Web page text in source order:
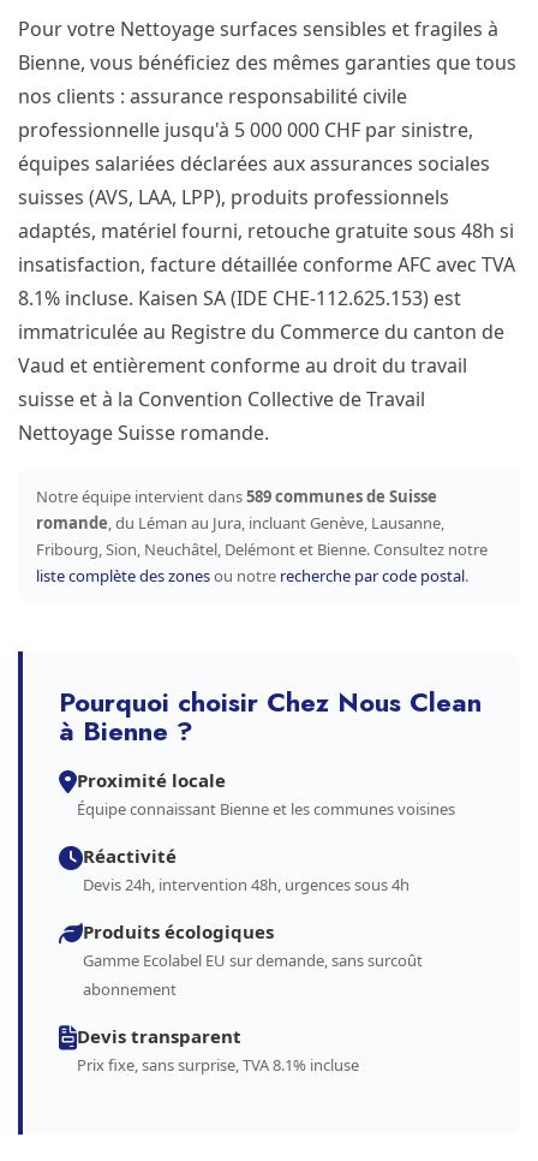
Pour votre Nettoyage surfaces sensibles et fragiles à
Bienne, vous bénéficiez des mêmes garanties que tous
nos clients : assurance responsabilité civile
professionnelle jusqu'à 5 000 000 CHF par sinistre,
équipes salariées déclarées aux assurances sociales
suisses (AVS, LAA, LPP), produits professionnels
adaptés, matériel fourni, retouche gratuite sous 48h si
insatisfaction, facture détaillée conforme AFC avec TVA
8.1% incluse. Kaisen SA (IDE CHE-112.625.153) est
immatriculée au Registre du Commerce du canton de
Vaud et entièrement conforme au droit du travail
suisse et à la Convention Collective de Travail
Nettoyage Suisse romande.
Notre équipe intervient dans589 communes de Suisse
romande, du Léman au Jura, incluant Genève, Lausanne,
Fribourg, Sion, Neuchâtel, Delémont et Bienne. Consultez notre
liste complète des zonesou notre recherche par code postal.
Pourquoi choisir Chez Nous Clean
à Bienne ?
Proximité locale
Équipe connaissant Bienne et les communes voisines
Réactivité
Devis 24h, intervention 48h, urgences sous 4h
Produits écologiques
Gamme Ecolabel EU sur demande, sans surcoût
abonnement
Devis transparent
Prix fixe, sans surprise, TVA 8.1% incluse